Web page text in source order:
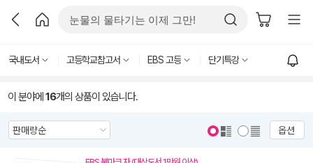
국내도서 고등학교참고서 EBS 고등 단기특강
이 분야에 16개의 상품이 있습니다.
옵션